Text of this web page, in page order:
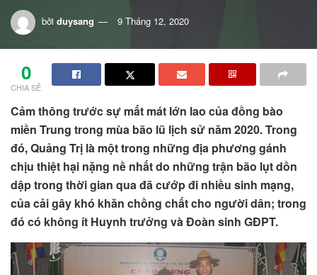
bởi duysang 9 Tháng 12, 2020
0
CHIA SẺ
Cảm thông trước sự mất mát lớn lao của đồng bào
miền Trung trong mùa bão lũ lịch sử năm 2020. Trong
đó, Quảng Trị là một trong những địa phương gánh
chịu thiệt hại nặng nề nhất do những trận bão lụt dồn
dập trong thời gian qua đã cướp đi nhiều sinh mạng,
của cải gây khó khăn chồng chất cho người dân; trong
đó có không ít Huynh trưởng và Đoàn sinh GĐPT.